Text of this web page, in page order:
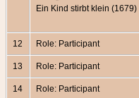
Ein Kind stirbt klein (1679)
12 Role: Participant
13 Role: Participant
14 Role: Participant